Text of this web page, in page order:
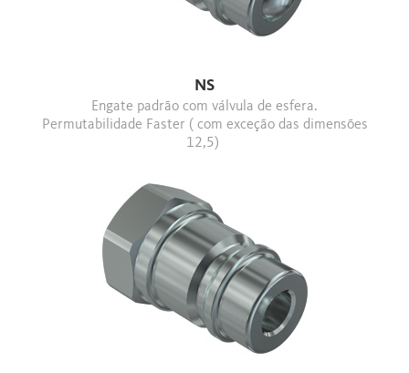
NS
Engate padrão com válvula de esfera.
Permutabilidade Faster ( com exceção das dimensões
12,5)